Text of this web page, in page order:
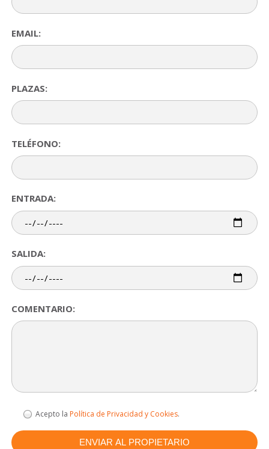
EMAIL:
PLAZAS:
TELÉFONO:
ENTRADA:
SALIDA:
COMENTARIO:
Acepto la Política de Privacidad y Cookies.